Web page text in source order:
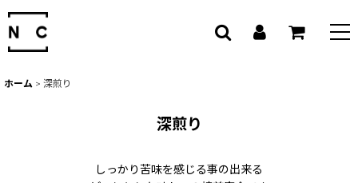
ホーム > 深煎り
深煎り
しっかり苦味を感じる事の出来る